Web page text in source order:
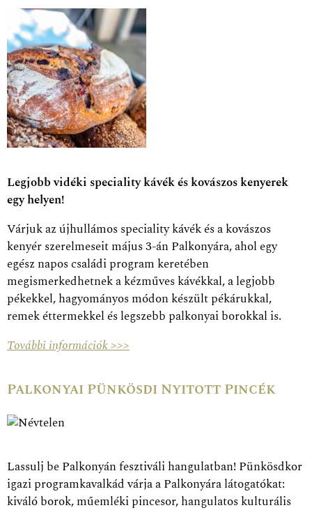
Legjobb vidéki speciality kávék és kovászos kenyerek
egy helyen!
Várjuk az újhullámos speciality kávék és a kovászos
kenyér szerelmeseit május 3-án Palkonyára, ahol egy
egész napos családi program keretében
megismerkedhetnek a kézműves kávékkal, a legjobb
pékekkel, hagyományos módon készült pékárukkal,
remek éttermekkel és legszebb palkonyai borokkal is.
További információk >>>
Palkonyai Pünkösdi Nyitott Pincék
Lassulj be Palkonyán fesztiváli hangulatban! Pünkösdkor
igazi programkavalkád várja a Palkonyára látogatókat:
kiváló borok, műemléki pincesor, hangulatos kulturális